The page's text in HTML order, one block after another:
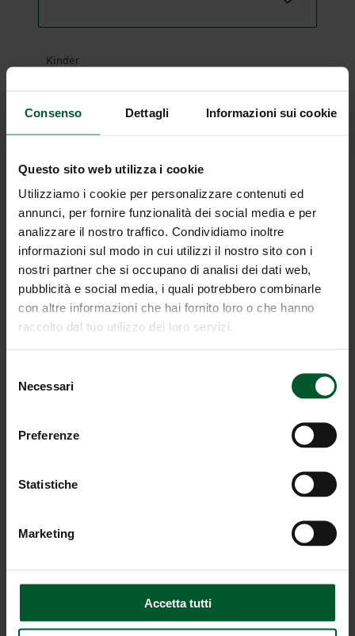
Consenso Dettagli Informazioni sui cookie
Questo sito web utilizza i cookie
Utilizziamo i cookie per personalizzare contenuti ed
annunci, per fornire funzionalità dei social media e per
analizzare il nostro traffico. Condividiamo inoltre
informazioni sul modo in cui utilizzi il nostro sito con i
nostri partner che si occupano di analisi dei dati web,
pubblicità e social media, i quali potrebbero combinarle
con altre informazioni che hai fornito loro o che hanno
raccolto dal tuo utilizzo dei loro servizi.
delNecessari
Preferenze
Statistiche
Marketing
Accetta tutti
Kinder
Tipo di camera
Offerta